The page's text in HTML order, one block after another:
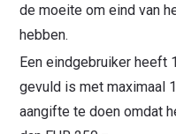
Waar ben je naar op zoek?
de moeite om eind van
hebben.
Een eindgebruiker heeft
gevuld is met maximaal
aangifte te doen omdat